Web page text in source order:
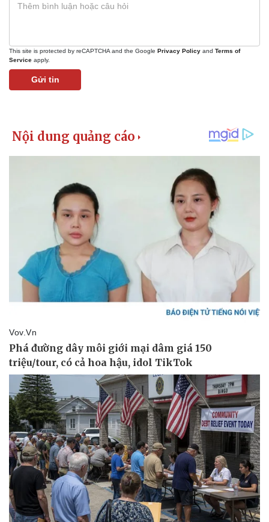
Bất động sản
Khởi nghiệp
Thị trường
Giá vàng
Tiêu dùng
Chứng khoán
Giá cà phê
This site is protected by reCAPTCHA and the Google Privacy Policy and Terms of
Service apply.
Gửi tin